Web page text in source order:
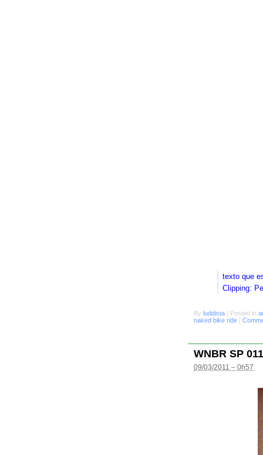
texto que
Clipping:
By luddista | Posted in
naked bike ride |
WNBR SP 011
09/03/2011 – 0h57